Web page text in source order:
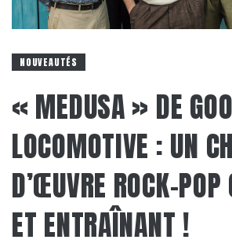
NOUVEAUTÉS
« MEDUSA » DE
LOCOMOTIVE : UN
D’ŒUVRE ROCK-POP
ET ENTRAÎNANT !